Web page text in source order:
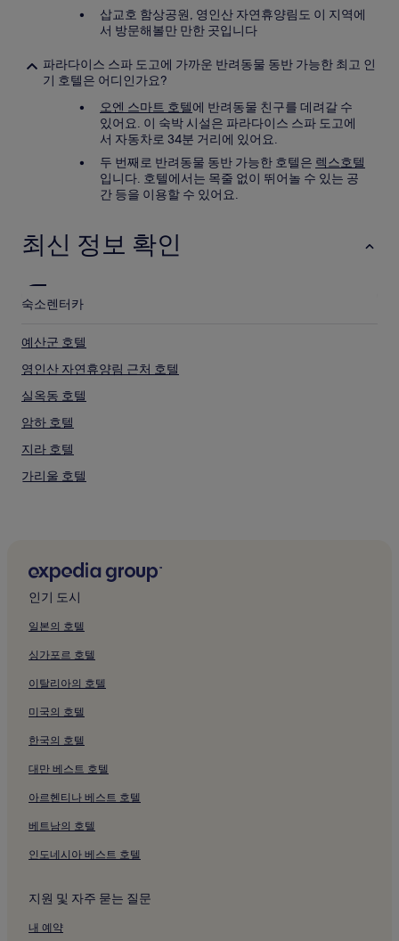
삽교호 함상공원, 영인산 자연휴양림도 이 지역에
서 방문해볼만 만한 곳입니다
파라다이스 스파 도고에 가까운 반려동물 동반 가능한 최고 인
기 호텔은 어디인가요?
오엔 스마트 호텔에 반려동물 친구를 데려갈 수
있어요. 이 숙박 시설은 파라다이스 스파 도고에
서 자동차로 34분 거리에 있어요.
두 번째로 반려동물 동반 가능한 호텔은 렉스호텔
입니다. 호텔에서는 목줄 없이 뛰어놀 수 있는 공
간 등을 이용할 수 있어요.
최신 정보 확인
숙소렌터카
예산군 호텔
영인산 자연휴양림 근처 호텔
실옥동 호텔
암하 호텔
지라 호텔
가리울 호텔
구양도 호텔
녹야 호텔
오가물 호텔
반대 호텔
사대 호텔
상작골 호텔
쇠골 호텔
대각 호텔
대호 호텔
동안말 호텔
봉곡사 근처 호텔
다나 뷰티 근처 호텔
인기 도시
일본의 호텔
싱가포르 호텔
이탈리아의 호텔
미국의 호텔
한국의 호텔
대만 베스트 호텔
아르헨티나 베스트 호텔
베트남의 호텔
인도네시아 베스트 호텔
지원 및 자주 묻는 질문
내 예약